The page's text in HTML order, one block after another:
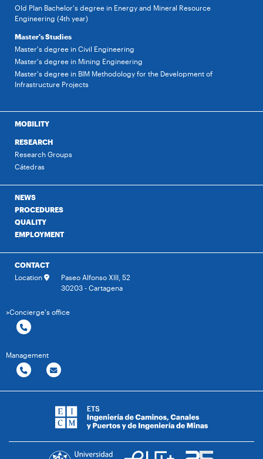
Old Plan Bachelor's degree in Energy and Mineral Resource
Engineering (4th year)
Master's Studies
Master's degree in Civil Engineering
Master's degree in Mining Engineering
Master's degree in BIM Methodology for the Development of
Infrastructure Projects
MOBILITY
RESEARCH
Research Groups
Cátedras
NEWS
PROCEDURES
QUALITY
EMPLOYMENT
CONTACT
Location
Paseo Alfonso XIII, 52
30203 - Cartagena
>Concierge's office
Management